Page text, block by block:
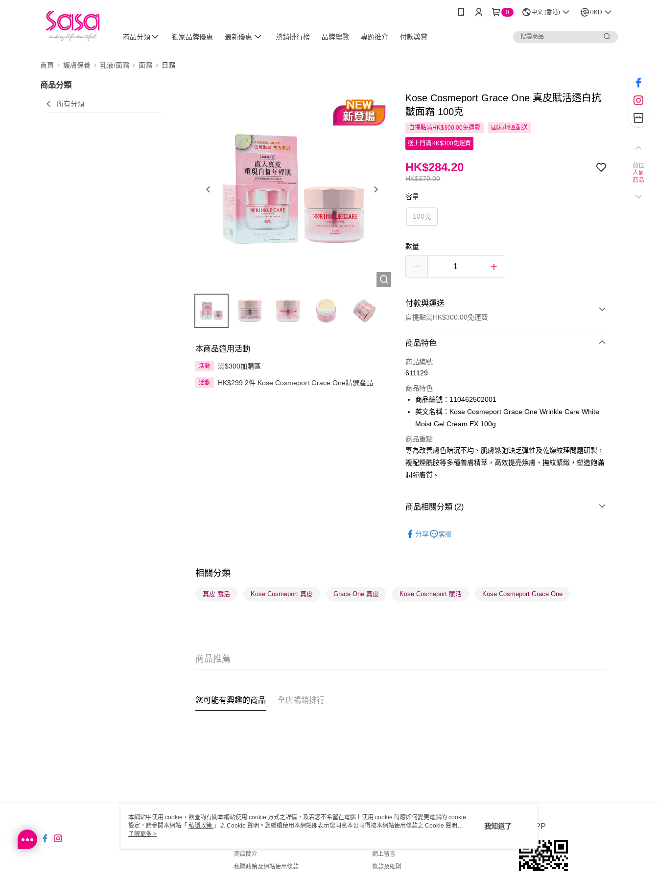
0 中文 (香港) HKD
商品分類 獨家品牌優惠 最新優惠 熱銷排行榜 品牌總覽 專題推介 付款獎賞
首頁 護膚保養 乳液/面霜 面霜 日霜
商品分類
所有分類
本商品適用活動
活動 滿$300加購區
活動 HK$299 2件 Kose Cosmeport Grace One精選產品
Kose Cosmeport Grace One 真皮賦活透白抗
皺面霜 100克
自提點滿HK$300.00免運費 國家/地區配送
送上門滿HK$300免運費
HK$379.00
HK$284.20
容量
100克
數量
付款與運送
自提點滿HK$300.00免運費
付款方式
信用卡
AlipayHK
PayMe
BoC Pay
順豐站及營業點 - 確認發貨後1-3個工作天送達
商品特色
商品編號
611129
商品特色
商品編號：110462502001
英文名稱：Kose Cosmeport Grace One Wrinkle Care White
Moist Gel Cream EX 100g
商品重點
專為改善膚色暗沉不均、肌膚鬆弛缺乏彈性及乾燥紋理問題研製，
複配煙酰胺等多種養膚精萃，高效提亮煥膚、撫紋緊緻，塑造飽滿
潤彈膚質。
商品相關分類 (2)
分享 客服
相關分類
真皮 賦活 Kose Cosmeport 真皮 Grace One 真皮 Kose Cosmeport 賦活 Kose Cosmeport Grace One
商品推薦
您可能有興趣的商品 全店暢銷排行
關於我們
商店簡介
私隱政策及網站使用條款
客戶服務
網上留言
條款及細則
官方APP
前往
人氣
商品
本網站中使用 cookie，欲查詢有關本網站使用 cookie 方式之詳情，及若您不希望在電腦上使用 cookie 時應如何變更電腦的 cookie
設定，請參閱本網站「 私隱政策 」之 Cookie 聲明。您繼續使用本網站即表示您同意本公司得按本網站使用條款之 Cookie 聲明使
用 cookie。
了解更多 >
我知道了